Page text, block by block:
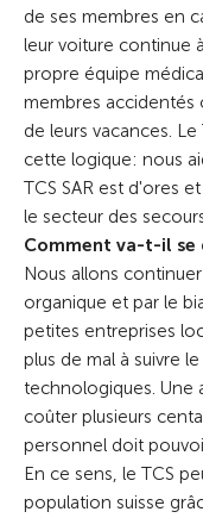
de ses membres en
leur voiture continue
propre équipe
membres accidentés
de leurs vacances.
cette logique: nous
TCS SAR est d'ores
le secteur des
Comment va-t-il se
Nous allons
organique et par le
petites entreprises
plus de mal à suivre
technologiques. Une
coûter plusieurs
personnel doit
En ce sens, le TCS
population suisse